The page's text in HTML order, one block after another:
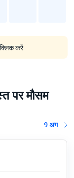
क्लिक करें
पर मौसम
9 अग